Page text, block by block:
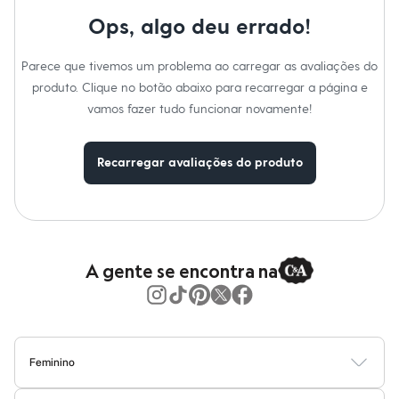
Shorts e Saias
Em alta
Dia dos Pais
Camisetas e Regatas
Casacos e Jaquetas
Bolsas e Mochilas
Óculos
Relógios
Botas
Ops, algo deu errado!
Parece que tivemos um problema ao carregar as avaliações do
produto. Clique no botão abaixo para recarregar a página e
vamos fazer tudo funcionar novamente!
Recarregar avaliações do produto
A gente se encontra na
Feminino
BlusasCalçasVestidosSaiasCasacosModa PraiaModa Íntima